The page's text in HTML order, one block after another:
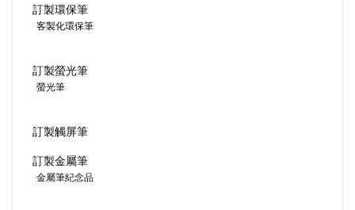
訂製環保筆
客製化環保筆
訂製螢光筆
螢光筆
訂製觸屏筆
訂製金屬筆
金屬筆紀念品